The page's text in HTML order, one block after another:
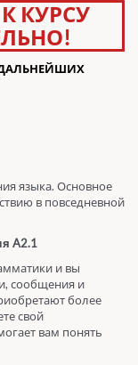
КУРСУ
языка. Основное
в повседневной
A2.1
и вы
сообщения и
более
свой
вам понять